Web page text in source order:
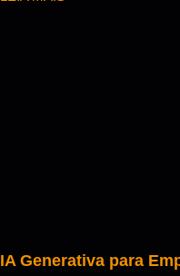
IA Generativa para